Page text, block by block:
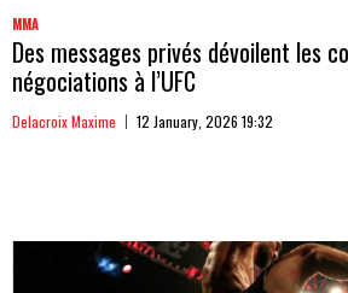
MMA
Des messages privés dévoilent les
négociations à l’UFC
Delacroix Maxime 12 January, 2026 19:32